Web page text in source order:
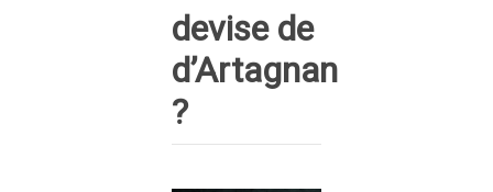
devise de
d’Artagnan
?